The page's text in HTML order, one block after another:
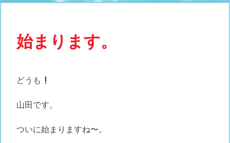
始まります。
どうも
山田です。
ついに始まりますね〜。